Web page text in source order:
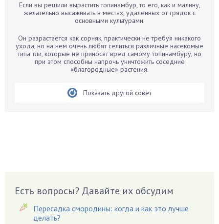
Бархатцы
Белые грибы
Бирючина
Бобовые
Вредители
Гардения
Гацания
Если вы решили вырастить топинамбур, то его, как и малину,
желательно высаживать в местах, удаленных от грядок с
основными культурами.
Он разрастается как сорняк, практически не требуя никакого
ухода, но на нем очень любят селиться различные насекомые
типа тли, которые не приносят вред самому топинамбуру, но
при этом способны напрочь уничтожить соседние
«благородные» растения.
Показать другой совет
Есть вопросы? Давайте их обсудим
Пересадка смородины: когда и как это лучше
делать?